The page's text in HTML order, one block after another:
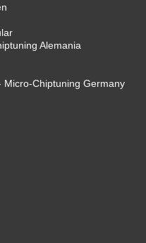
Alemania
Chiptuning Germany